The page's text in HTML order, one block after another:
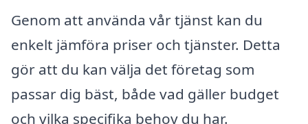
Genom att använda vår tjänst kan du
enkelt jämföra priser och tjänster. Detta
gör att du kan välja det företag som
passar dig bäst, både vad gäller budget
och vilka specifika behov du har.